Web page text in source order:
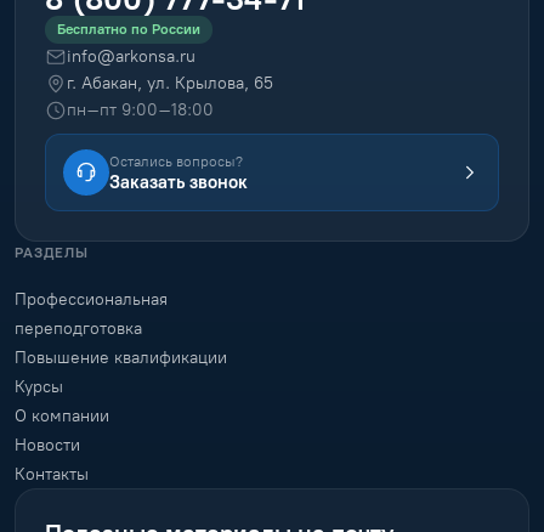
Бесплатно по России
info@arkonsa.ru
г. Абакан, ул. Крылова, 65
пн–пт 9:00–18:00
Остались вопросы?
Заказать звонок
РАЗДЕЛЫ
Профессиональная
переподготовка
Повышение квалификации
Курсы
О компании
Новости
Контакты